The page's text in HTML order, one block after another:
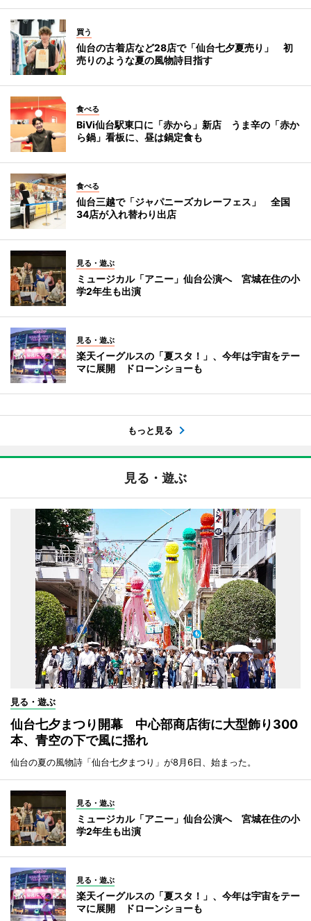
買う
仙台の古着店など28店で「仙台七夕夏売り」 初
売りのような夏の風物詩目指す
食べる
BiVi仙台駅東口に「赤から」新店 うま辛の「赤か
ら鍋」看板に、昼は鍋定食も
食べる
仙台三越で「ジャパニーズカレーフェス」 全国
34店が入れ替わり出店
見る・遊ぶ
ミュージカル「アニー」仙台公演へ 宮城在住の小
学2年生も出演
見る・遊ぶ
楽天イーグルスの「夏スタ！」、今年は宇宙をテー
マに展開 ドローンショーも
もっと見る
見る・遊ぶ
見る・遊ぶ
仙台七夕まつり開幕 中心部商店街に大型飾り300
本、青空の下で風に揺れ
仙台の夏の風物詩「仙台七夕まつり」が8月6日、始まった。
見る・遊ぶ
ミュージカル「アニー」仙台公演へ 宮城在住の小
学2年生も出演
見る・遊ぶ
楽天イーグルスの「夏スタ！」、今年は宇宙をテー
マに展開 ドローンショーも